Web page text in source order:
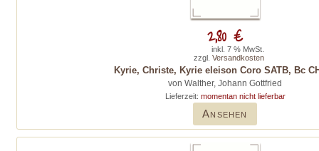
Kyrie, Christe, Kyrie eleison Coro SATB, Bc
von Walther, Johann Gottfried
Lieferzeit: momentan nicht lieferbar
Ansehen
2,80 €
inkl. 7 % MwSt.
zzgl. Versandkosten